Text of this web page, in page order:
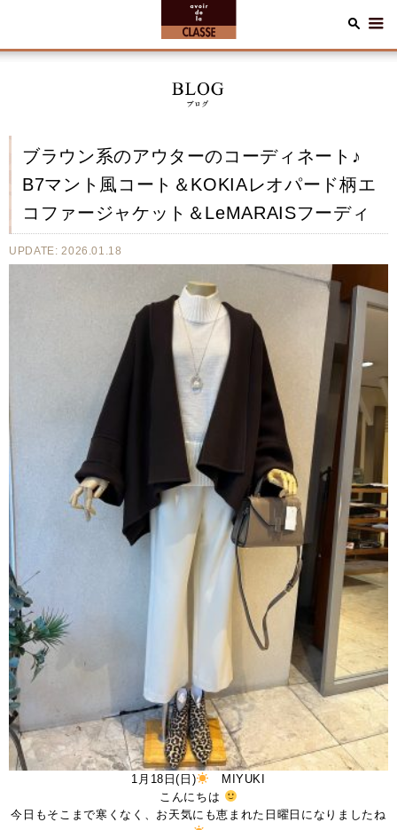
ブラウン系のアウターのコーディネート♪
B7マント風コート＆KOKIAレオパード柄エ
コファージャケット＆LeMARAISフーディ
UPDATE: 2026.01.18
1月18日(日)
MIYUKI
こんにちは
今日もそこまで寒くなく、お天気にも恵まれた日曜日になりましたね